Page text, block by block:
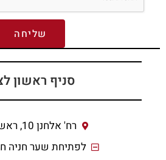
שליחה
סניף ראשון
רח' אלחנן 10, ראשון לציון
לפתיחת שער חניה